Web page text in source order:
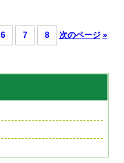
6 7 8 次のページ »